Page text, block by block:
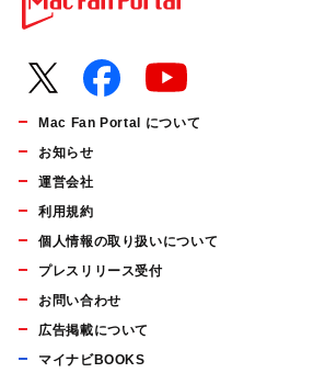
Mac Fan Portal について
お知らせ
運営会社
利用規約
個人情報の取り扱いについて
プレスリリース受付
お問い合わせ
広告掲載について
マイナビBOOKS